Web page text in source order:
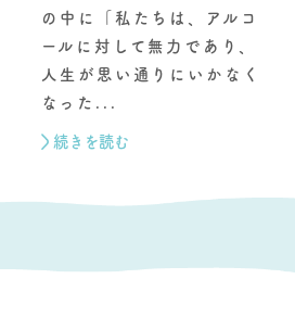
の中に「私たちは、アルコ
ールに対して無力であり、
人生が思い通りにいかなく
なった...
続きを読む